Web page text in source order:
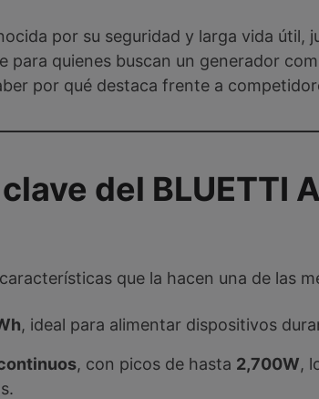
por su seguridad y larga vida útil,
para quienes buscan un generador
por qué destaca frente a
del BLUETTI
que la hacen una de las
, ideal para alimentar dispositivos
, con picos de hasta 2,700W,